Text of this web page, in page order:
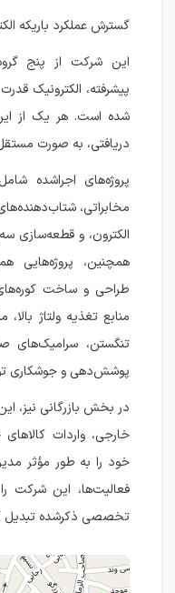
گسترش عملکرد باریکه
این شرکت از پنج
پیشرفته، الکترونیک
شده است. هر یک از این
دریافتی، به صورت
پروژه‌های اجراشده
مخابراتی،
الکترون، و قطعه‌سازی
همچنین، پروژه‌هایی
طراحی و ساخت کوره‌های
منابع تغذیه ولتاژ بالا،
تنگستن، سرامیک‌های
پوشش‌دهی و جوشکاری
در بخش بازرگانی نیز،
خارجی، واردات
خود را به طور مؤثر
فعالیت‌ها، این شرکت
تخصصی ذکرشده تبدیل